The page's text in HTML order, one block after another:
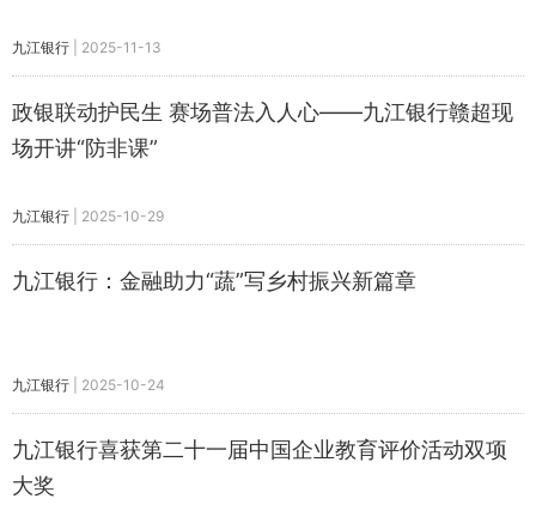
九江银行 2025-11-13
政银联动护民生 赛场普法入人心——九江银行赣超现
场开讲“防非课”
九江银行 2025-10-29
九江银行：金融助力“蔬”写乡村振兴新篇章
九江银行 2025-10-24
九江银行喜获第二十一届中国企业教育评价活动双项
大奖